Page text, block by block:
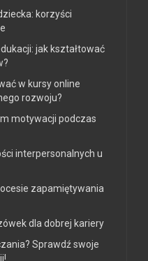
korzyści
jak kształtować
w kursy online
rozwoju?
motywacji podczas
interpersonalnych u
zapamiętywania
dla dobrej kariery
Sprawdź swoje